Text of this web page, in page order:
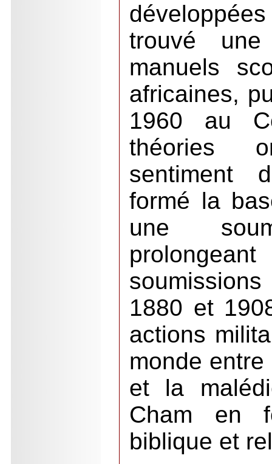
trouvé
manuels
africaines,
1960 au
théories
sentiment
formé la
une
1880 et
actions
monde
et la
Cham en
biblique et